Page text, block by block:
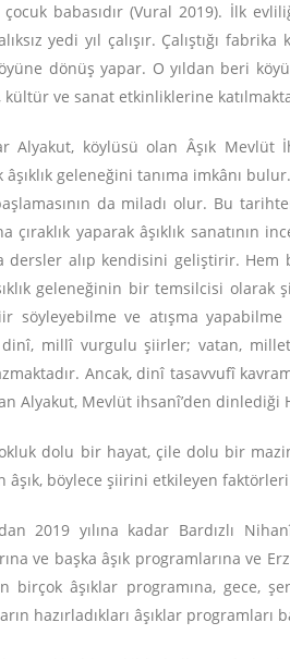
babasıdır (Vural 2019). İlk
yedi yıl çalışır. Çalıştığı
dönüş yapar. O yıldan beri
ve sanat etkinliklerine
Alyakut, köylüsü olan Âşık
âşıklık geleneğini tanıma imkânı
da miladı olur. Bu
çıraklık yaparak âşıklık sanatının
dersler alıp kendisini geliştirir. Hem
geleneğinin bir temsilcisi olarak
söyleyebilme ve atışma yapabilme
dinî, millî vurgulu şiirler; vatan,
Ancak, dinî tasavvufî
Alyakut, Mevlüt ihsanî’den
yokluk dolu bir hayat, çile dolu bir
âşık, böylece şiirini etkileyen
2019 yılına kadar Bardızlı
ve başka âşık programlarına ve
birçok âşıklar programına, gece,
hazırladıkları âşıklar